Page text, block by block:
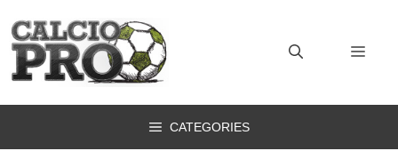
contenuto
CATEGORIES